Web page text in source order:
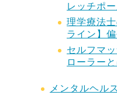
レッチポ
理学療法
ライン】
セルフマ
ローラー
メンタルヘルス